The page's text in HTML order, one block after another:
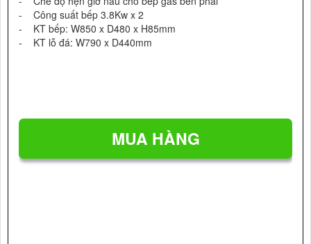
- Công suất bếp 3.8Kw x 2
- KT bếp: W850 x D480 x H85mm
- KT lỗ đá: W790 x D440mm